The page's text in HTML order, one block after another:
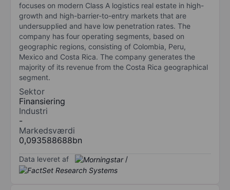
focuses on modern Class A logistics real estate in high-
growth and high-barrier-to-entry markets that are
undersupplied and have low penetration rates. The
company has four operating segments, based on
geographic regions, consisting of Colombia, Peru,
Mexico and Costa Rica. The company generates the
majority of its revenue from the Costa Rica geographical
segment.
Sektor
Finansiering
Industri
-
Markedsværdi
0,093588688bn
Data leveret af /